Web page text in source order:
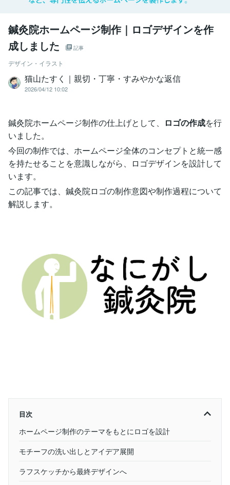
鍼灸院ホームページ制作｜ロゴデザインを作
成しました
記事
デザイン・イラスト
猫山たすく｜親切・丁寧・すみやかな返信
2026/04/12 10:02
鍼灸院ホームページ制作の仕上げとして、 ロゴの作成を行
いました。
今回の制作では、ホームページ全体のコンセプトと統一感
を持たせることを意識しながら、ロゴデザインを設計して
います。
この記事では、鍼灸院ロゴの制作意図や制作過程について
解説します。
目次
ホームページ制作のテーマをもとにロゴを設計
モチーフの洗い出しとアイデア展開
ラフスケッチから最終デザインへ